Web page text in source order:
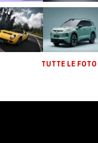
TUTTE LE FOTO